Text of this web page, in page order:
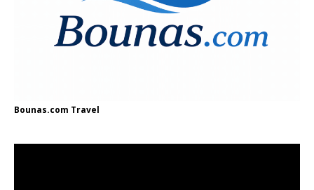
Bounas.com Travel